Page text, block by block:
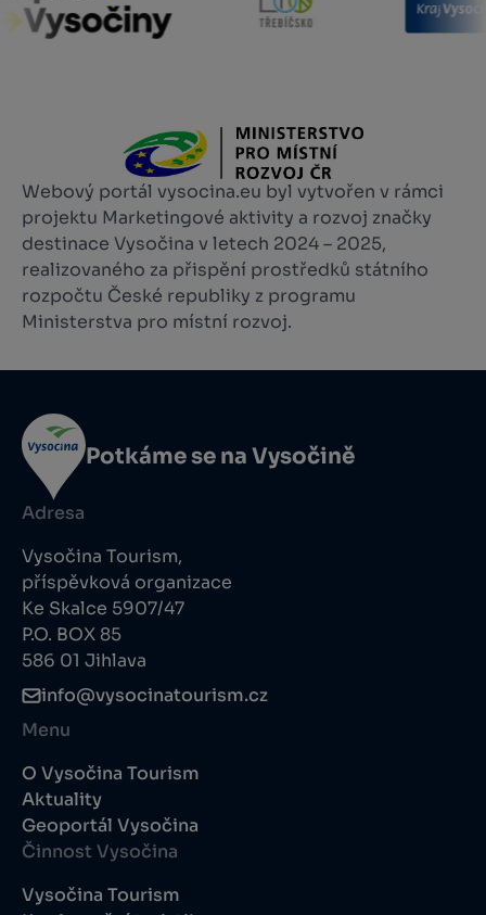
Webový portál vysocina.eu byl vytvořen v rámci
projektu Marketingové aktivity a rozvoj značky
destinace Vysočina v letech 2024 – 2025,
realizovaného za přispění prostředků státního
rozpočtu České republiky z programu
Ministerstva pro místní rozvoj.
Potkáme se na Vysočině
Adresa
Vysočina Tourism,
příspěvková organizace
Ke Skalce 5907/47
P.O. BOX 85
586 01 Jihlava
info@vysocinatourism.cz
Menu
O Vysočina Tourism
Aktuality
Geoportál Vysočina
Činnost Vysočina
Vysočina Tourism